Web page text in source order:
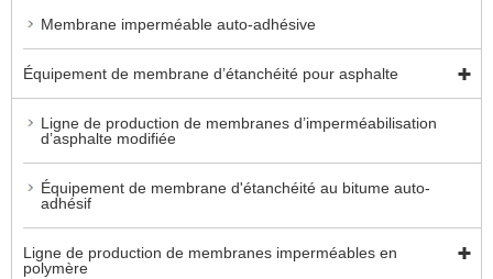
Membrane imperméable auto-adhésive
Équipement de membrane d’étanchéité pour asphalte
Ligne de production de membranes d’imperméabilisation
d’asphalte modifiée
Équipement de membrane d'étanchéité au bitume auto-
adhésif
Ligne de production de membranes imperméables en
polymère